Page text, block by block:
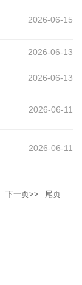
2026-06-15
2026-06-13
2026-06-13
2026-06-11
2026-06-11
下一页>>
尾页